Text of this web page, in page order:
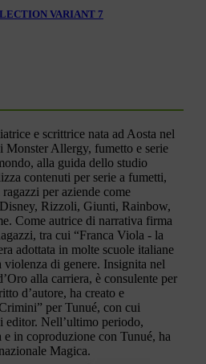
VARIANT 7
e scrittrice nata ad Aosta nel
Monster Allergy, fumetto e serie
alla guida dello studio
contenuti per serie a fumetti,
per aziende come
Rizzoli, Giunti, Rainbow,
Come autrice di narrativa firma
tra cui “Franca Viola - la
adottata in molte scuole italiane
di genere. Insignita nel
alla carriera, è consulente per
d’autore, ha creato e
per Tunué, con cui
editor. Nell’ultimo periodo,
e in coproduzione con Tunué, ha
Magica.